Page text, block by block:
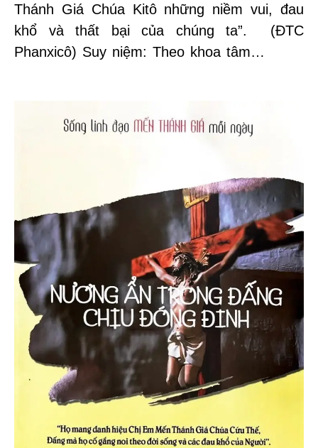
Thánh Giá Chúa Kitô những niềm vui, đau
khổ và thất bại của chúng ta”. (ĐTC
Phanxicô) Suy niệm: Theo khoa tâm…